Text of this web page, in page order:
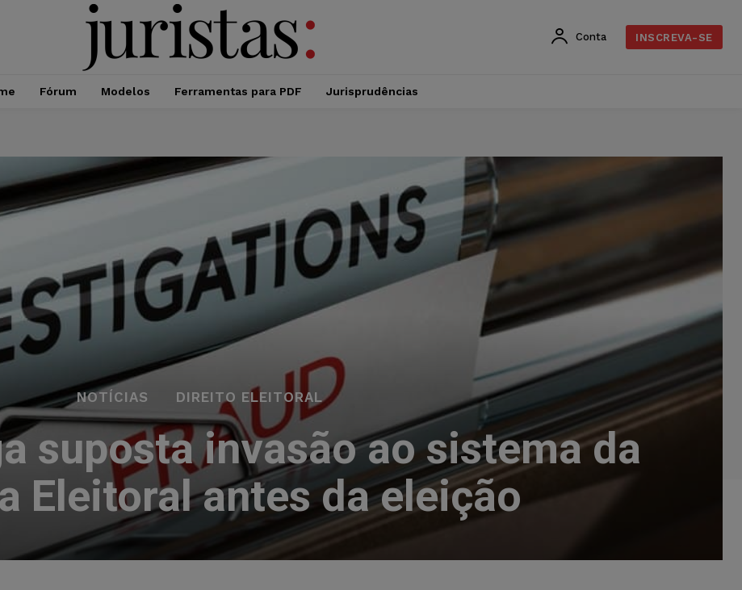
Conta INSCREVA-SE
Fórum Modelos Ferramentas para PDF Jurisprudências
NOTÍCIAS DIREITO ELEITORAL
suposta invasão ao sistema da
Eleitoral antes da eleição